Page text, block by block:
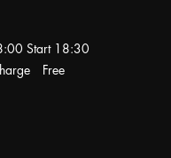
:00 Start 18:30
Free